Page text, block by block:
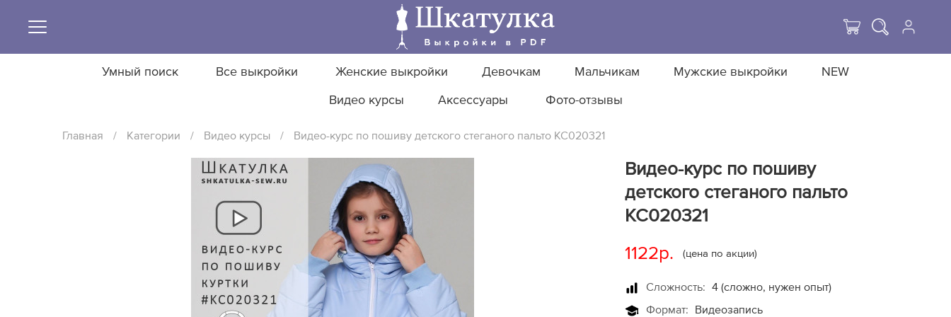
Умный поиск Все выкройки Женские выкройки Девочкам Мальчикам Мужские выкройки NEW
Видео курсы Аксессуары Фото-отзывы
Главная / Категории / Видео курсы / Видео-курс по пошиву детского стеганого пальто KC020321
Видео-курс по пошиву
детского стеганого пальто
KC020321
1122р. (цена по акции)
Сложность:
4 (сложно, нужен опыт)
Формат:
Видеозапись